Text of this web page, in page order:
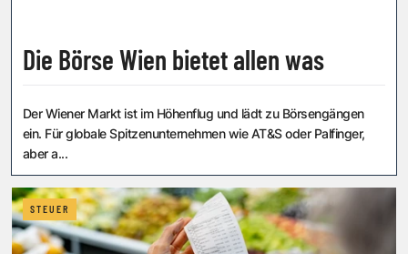
Die Börse Wien bietet allen was
Der Wiener Markt ist im Höhenflug und lädt zu Börsengängen
ein. Für globale Spitzenunternehmen wie AT&S oder Palfinger,
aber a...
STEUER